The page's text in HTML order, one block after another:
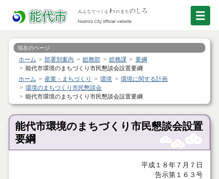
現在のページ
ホーム 部署別案内 総務部 総務課
要綱
能代市環境のまちづくり市民懇談会設置要綱
ホーム
産業・まちづくり 環境
環境に関する計画
環境のまちづくり市民懇談会
能代市環境のまちづくり市民懇談会設置要綱
能代市環境のまちづくり市民懇談会設置
要綱
平成１８年７月７日
告示第１６３号